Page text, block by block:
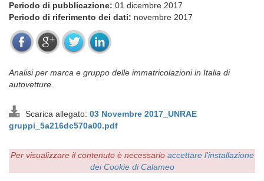
Periodo di pubblicazione: 01 dicembre 2017
Periodo di riferimento dei dati: novembre 2017
Analisi per marca e gruppo delle immatricolazioni in Italia di
autovetture.
Scarica allegato: 03 Novembre 2017_UNRAE
gruppi_5a216dc570a00.pdf
Per visualizzare il contenuto è necessario accettare l'installazione
dei Cookie di Calameo